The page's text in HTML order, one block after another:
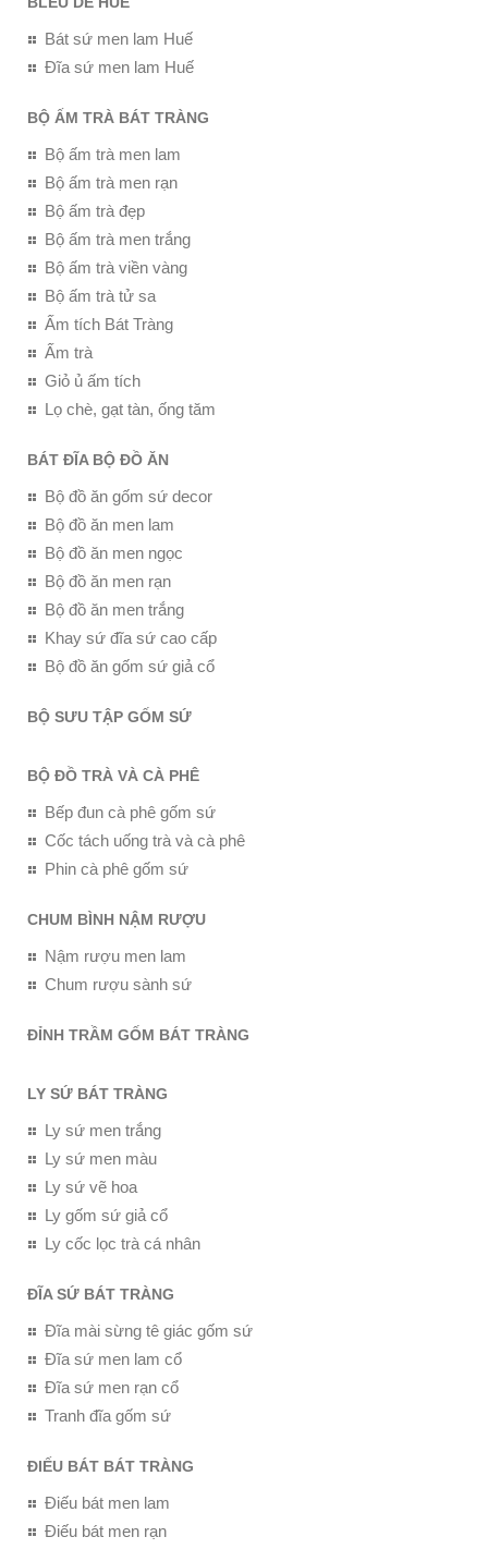
Bát sứ men lam Huế
Đĩa sứ men lam Huế
BỘ ẤM TRÀ BÁT TRÀNG
Bộ ấm trà men lam
Bộ ấm trà men rạn
Bộ ấm trà đẹp
Bộ ấm trà men trắng
Bộ ấm trà viền vàng
Bộ ấm trà tử sa
Ấm tích Bát Tràng
Ấm trà
Giỏ ủ ấm tích
Lọ chè, gạt tàn, ống tăm
BÁT ĐĨA BỘ ĐỒ ĂN
Bộ đồ ăn gốm sứ decor
Bộ đồ ăn men lam
Bộ đồ ăn men ngọc
Bộ đồ ăn men rạn
Bộ đồ ăn men trắng
Khay sứ đĩa sứ cao cấp
Bộ đồ ăn gốm sứ giả cổ
BỘ SƯU TẬP GỐM SỨ
BỘ ĐỒ TRÀ VÀ CÀ PHÊ
Bếp đun cà phê gốm sứ
Cốc tách uống trà và cà phê
Phin cà phê gốm sứ
CHUM BÌNH NẬM RƯỢU
Nậm rượu men lam
Chum rượu sành sứ
ĐỈNH TRẦM GỐM BÁT TRÀNG
LY SỨ BÁT TRÀNG
Ly sứ men trắng
Ly sứ men màu
Ly sứ vẽ hoa
Ly gốm sứ giả cổ
Ly cốc lọc trà cá nhân
ĐĨA SỨ BÁT TRÀNG
Đĩa mài sừng tê giác gốm sứ
Đĩa sứ men lam cổ
Đĩa sứ men rạn cổ
Tranh đĩa gốm sứ
ĐIẾU BÁT BÁT TRÀNG
Điếu bát men lam
Điếu bát men rạn